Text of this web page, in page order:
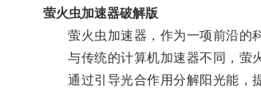
萤火虫加速器破解版
萤火虫加速器，作为一项前沿的科
与传统的计算机加速器不同，萤火
通过引导光合作用分解阳光能，提